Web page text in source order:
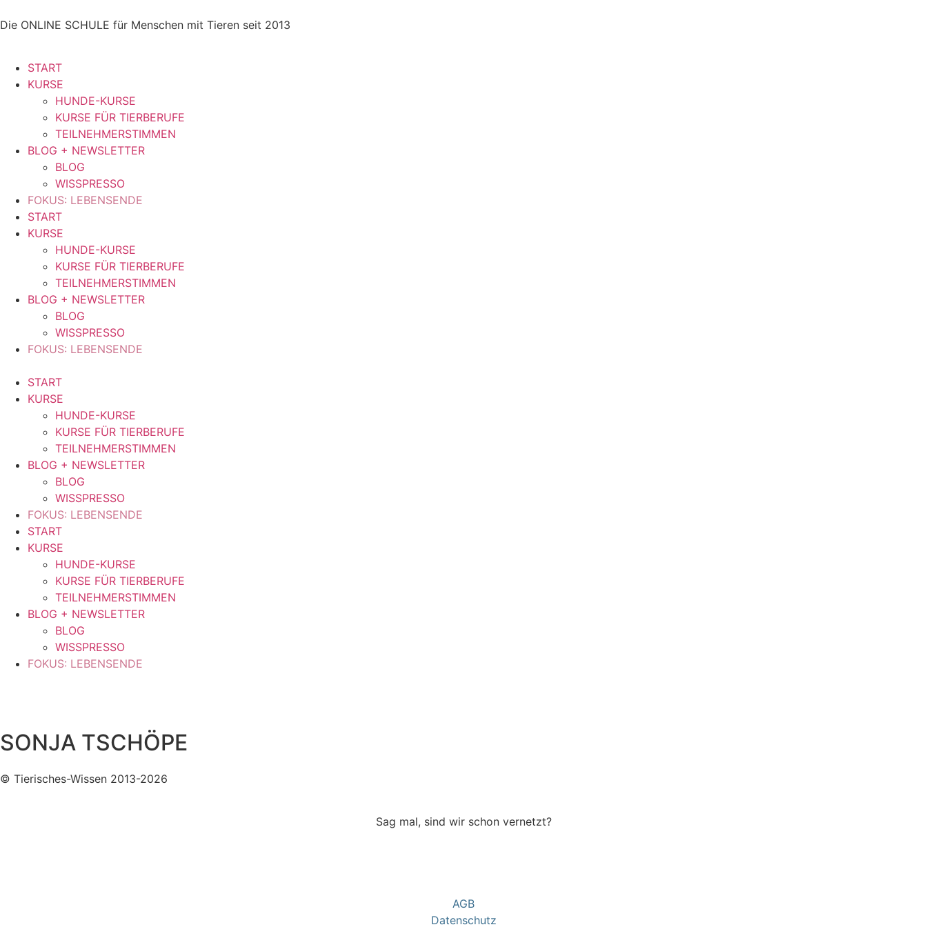
Die ONLINE SCHULE für Menschen mit Tieren seit 2013
START
KURSE
HUNDE-KURSE
KURSE FÜR TIERBERUFE
TEILNEHMERSTIMMEN
BLOG + NEWSLETTER
BLOG
WISSPRESSO
FOKUS: LEBENSENDE
START
KURSE
HUNDE-KURSE
KURSE FÜR TIERBERUFE
TEILNEHMERSTIMMEN
BLOG + NEWSLETTER
BLOG
WISSPRESSO
FOKUS: LEBENSENDE
START
KURSE
HUNDE-KURSE
KURSE FÜR TIERBERUFE
TEILNEHMERSTIMMEN
BLOG + NEWSLETTER
BLOG
WISSPRESSO
FOKUS: LEBENSENDE
START
KURSE
HUNDE-KURSE
KURSE FÜR TIERBERUFE
TEILNEHMERSTIMMEN
BLOG + NEWSLETTER
BLOG
WISSPRESSO
FOKUS: LEBENSENDE
SONJA TSCHÖPE
© Tierisches-Wissen 2013-2026
Sag mal, sind wir schon vernetzt?
AGB
Datenschutz